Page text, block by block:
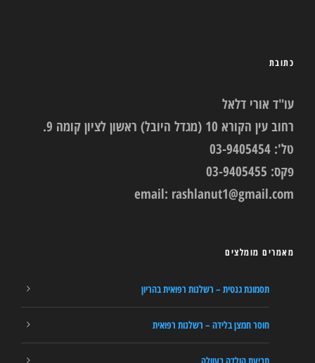
כתובת
עו"ד אורי דלאל
רחוב עין הקורא 10 (מגדל היובל) ראשון לציון קומה 9.
טל': 03-9405454
פקס: 03-9405455
email: rashlanut1@gmail.com
מאמרים מומלצים
תסמונת גנטית – רשלנות רפואית בהריון
חוסר חמצן בלידה – רשלנות רפואית